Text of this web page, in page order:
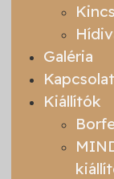
Galéria
Kapcsolat
Kiállítók